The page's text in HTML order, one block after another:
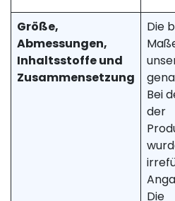
Größe,
Abmessungen,
Inhaltsstoffe und
Zusammensetzung
Die
Bei
der
Die